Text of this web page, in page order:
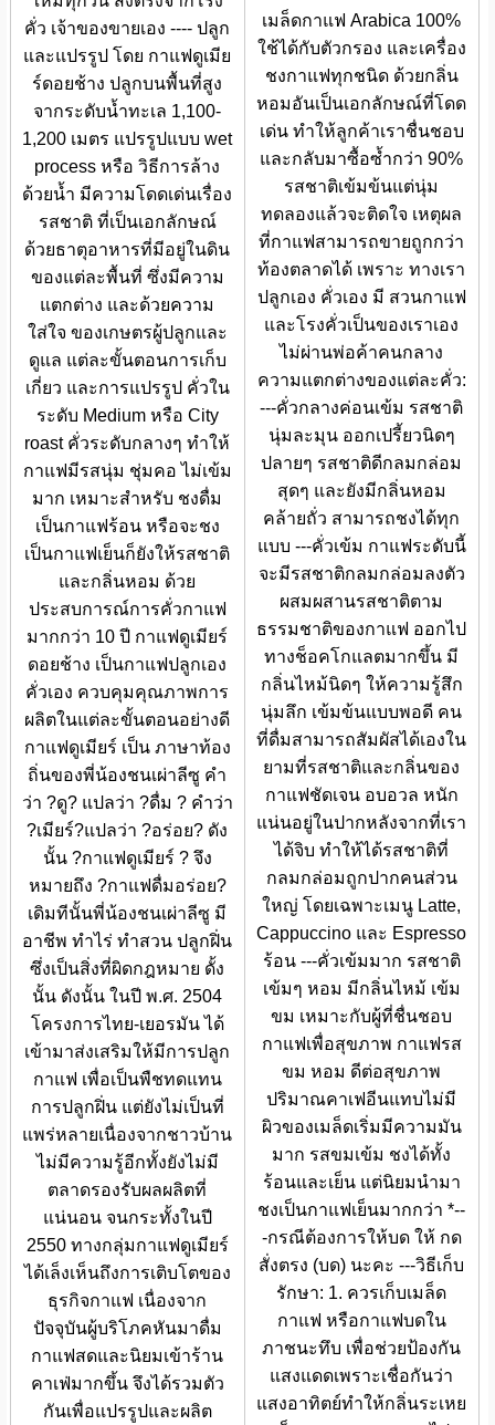
คั่ว เจ้าของขายเอง ---- ปลูก
และแปรรูป โดย กาแฟดูเมีย
ร์ดอยช้าง ปลูกบนพื้นที่สูง
จากระดับน้ำทะเล 1,100-
1,200 เมตร แปรรูปแบบ wet
process หรือ วิธีการล้าง
ด้วยน้ำ มีความโดดเด่นเรื่อง
รสชาติ ที่เป็นเอกลักษณ์
ด้วยธาตุอาหารที่มีอยู่ในดิน
ของแต่ละพื้นที่ ซึ่งมีความ
แตกต่าง และด้วยความ
ใส่ใจ ของเกษตรผู้ปลูกและ
ดูแล แต่ละขั้นตอนการเก็บ
เกี่ยว และการแปรรูป คั่วใน
ระดับ Medium หรือ City
roast คั่วระดับกลางๆ ทำให้
กาแฟมีรสนุ่ม ชุ่มคอ ไม่เข้ม
มาก เหมาะสำหรับ ชงดื่ม
เป็นกาแฟร้อน หรือจะชง
เป็นกาแฟเย็นก็ยังให้รสชาติ
และกลิ่นหอม ด้วย
ประสบการณ์การคั่วกาแฟ
มากกว่า 10 ปี กาแฟดูเมียร์
ดอยช้าง เป็นกาแฟปลูกเอง
คั่วเอง ควบคุมคุณภาพการ
ผลิตในแต่ละขั้นตอนอย่างดี
กาแฟดูเมียร์ เป็น ภาษาท้อง
ถิ่นของพี่น้องชนเผ่าลีซู คำ
ว่า ?ดู? แปลว่า ?ดื่ม ? คำว่า
?เมียร์?แปลว่า ?อร่อย? ดัง
นั้น ?กาแฟดูเมียร์ ? จึง
หมายถึง ?กาแฟดื่มอร่อย?
เดิมทีนั้นพี่น้องชนเผ่าลีซู มี
อาชีพ ทำไร่ ทำสวน ปลูกฝิ่น
ซึ่งเป็นสิ่งที่ผิดกฎหมาย ดั้ง
นั้น ดังนั้น ในปี พ.ศ. 2504
โครงการไทย-เยอรมัน ได้
เข้ามาส่งเสริมให้มีการปลูก
กาแฟ เพื่อเป็นพืชทดแทน
การปลูกฝิ่น แต่ยังไม่เป็นที่
แพร่หลายเนื่องจากชาวบ้าน
ไม่มีความรู้อีกทั้งยังไม่มี
ตลาดรองรับผลผลิตที่
แน่นอน จนกระทั้งในปี
2550 ทางกลุ่มกาแฟดูเมียร์
ได้เล็งเห็นถึงการเติบโตของ
ธุรกิจกาแฟ เนื่องจาก
ปัจจุบันผู้บริโภคหันมาดื่ม
กาแฟสดและนิยมเข้าร้าน
คาเฟ่มากขึ้น จึงได้รวมตัว
กันเพื่อแปรรูปและผลิต
เมล็ดกาแฟ Arabica 100%
ใช้ได้กับตัวกรอง และเครื่อง
ชงกาแฟทุกชนิด ด้วยกลิ่น
หอมอันเป็นเอกลักษณ์ที่โดด
เด่น ทำให้ลูกค้าเราชื่นชอบ
และกลับมาซื้อซ้ำกว่า 90%
รสชาติเข้มข้นแต่นุ่ม
ทดลองแล้วจะติดใจ เหตุผล
ที่กาแฟสามารถขายถูกกว่า
ท้องตลาดได้ เพราะ ทางเรา
ปลูกเอง คั่วเอง มี สวนกาแฟ
และโรงคั่วเป็นของเราเอง
ไม่ผ่านพ่อค้าคนกลาง
ความแตกต่างของแต่ละคั่ว:
---คั่วกลางค่อนเข้ม รสชาติ
นุ่มละมุน ออกเปรี้ยวนิดๆ
ปลายๆ รสชาติดีกลมกล่อม
สุดๆ และยังมีกลิ่นหอม
คล้ายถั่ว สามารถชงได้ทุก
แบบ ---คั่วเข้ม กาแฟระดับนี้
จะมีรสชาติกลมกล่อมลงตัว
ผสมผสานรสชาติตาม
ธรรมชาติของกาแฟ ออกไป
ทางช็อคโกแลตมากขึ้น มี
กลิ่นไหม้นิดๆ ให้ความรู้สึก
นุ่มลึก เข้มข้นแบบพอดี คน
ที่ดื่มสามารถสัมผัสได้เองใน
ยามที่รสชาติและกลิ่นของ
กาแฟชัดเจน อบอวล หนัก
แน่นอยู่ในปากหลังจากที่เรา
ได้จิบ ทำให้ได้รสชาติที่
กลมกล่อมถูกปากคนส่วน
ใหญ่ โดยเฉพาะเมนู Latte,
Cappuccino และ Espresso
ร้อน ---คั่วเข้มมาก รสชาติ
เข้มๆ หอม มีกลิ่นไหม้ เข้ม
ขม เหมาะกับผู้ที่ชื่นชอบ
กาแฟเพื่อสุขภาพ กาแฟรส
ขม หอม ดีต่อสุขภาพ
ปริมาณคาเฟอีนแทบไม่มี
ผิวของเมล็ดเริ่มมีความมัน
มาก รสขมเข้ม ชงได้ทั้ง
ร้อนและเย็น แต่นิยมนำมา
ชงเป็นกาแฟเย็นมากกว่า *--
-กรณีต้องการให้บด ให้ กด
สั่งตรง (บด) นะคะ ---วิธีเก็บ
รักษา: 1. ควรเก็บเมล็ด
กาแฟ หรือกาแฟบดใน
ภาชนะทึบ เพื่อช่วยป้องกัน
แสงแดดเพราะเชื่อกันว่า
แสงอาทิตย์ทำให้กลิ่นระเหย